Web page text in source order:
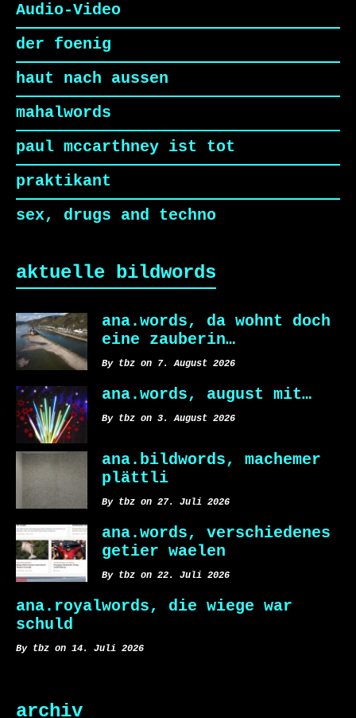
Audio-Video
der foenig
haut nach aussen
mahalwords
paul mccarthney ist tot
praktikant
sex, drugs and techno
aktuelle bildwords
ana.words, da wohnt doch
eine zauberin…
By tbz on 7. August 2026
ana.words, august mit…
By tbz on 3. August 2026
ana.bildwords, machemer
plättli
By tbz on 27. Juli 2026
ana.words, verschiedenes
getier waelen
By tbz on 22. Juli 2026
ana.royalwords, die wiege war
schuld
By tbz on 14. Juli 2026
archiv